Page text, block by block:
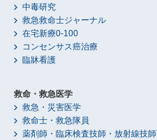
中毒研究
救急救命士ジャーナル
在宅新療0-100
コンセンサス癌治療
臨牀看護
救命・救急医学
救急・災害医学
救命士・救急隊員
薬剤師・臨床検査技師・放射線技師